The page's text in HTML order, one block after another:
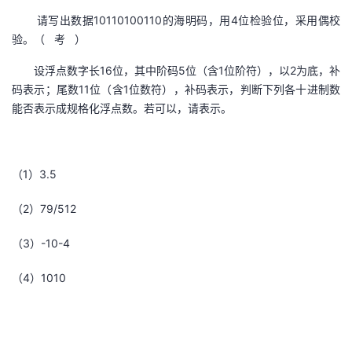
请写出数据10110100110的海明码，用4位检验位，采用偶校
验。（ 考 ）
设浮点数字长16位，其中阶码5位（含1位阶符），以2为底，补
码表示；尾数11位（含1位数符），补码表示，判断下列各十进制数
能否表示成规格化浮点数。若可以，请表示。
（1）3.5
（2）79/512
（3）-10-4
（4）1010